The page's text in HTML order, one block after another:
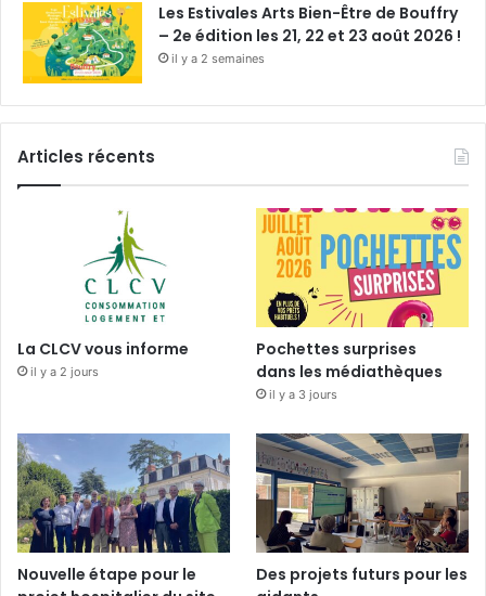
Les Estivales Arts Bien-Être de Bouffry
– 2e édition les 21, 22 et 23 août 2026 !
il y a 2 semaines
Articles récents
La CLCV vous informe
il y a 2 jours
Pochettes surprises
dans les médiathèques
il y a 3 jours
Nouvelle étape pour le
Des projets futurs pour les